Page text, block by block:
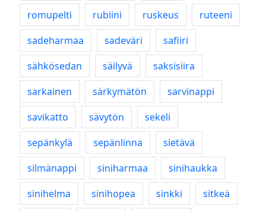
romupelti
rubiini ruskeus
ruteeni
sadeharmaa
sadeväri
safiiri
sähkösedan
säilyvä
saksisiira
sarkainen
särkymätön
sarvinappi
savikatto
sävytön
sekeli
sepänkylä
sepänlinna
sietävä
silmänappi
siniharmaa
sinihaukka
sinihelma
sinihopea sinkki
sitkeä